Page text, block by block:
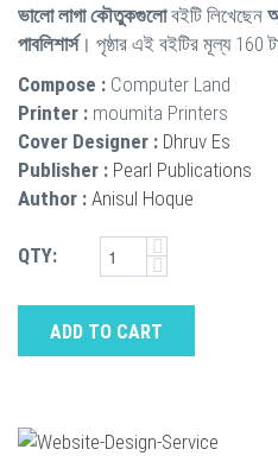
ভালো লাগা কৌতুকগুলোবইটি লিখেছেন
পাবলিশার্স। পৃষ্ঠার এই বইটির মূল্য 160
Compose : Computer Land
Printer : moumita Printers
Cover Designer : Dhruv Es
Publisher : Pearl Publications
Author : Anisul Hoque
QTY:
ADD TO CART